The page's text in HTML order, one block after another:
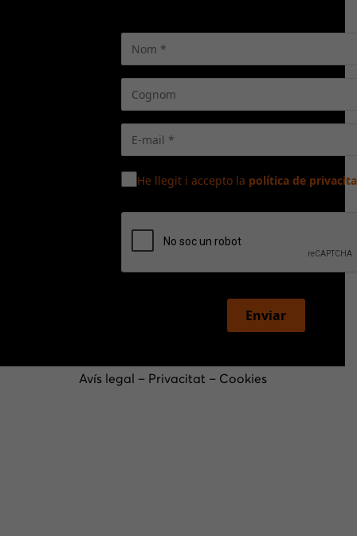
He llegit i accepto la política de
Enviar
Avís legal – Privacitat – Cookies